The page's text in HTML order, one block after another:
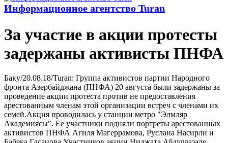
Информационное агентство Turan
За участие в акции протесты
задержаны активисты ПНФА
Баку/20.08.18/Turan: Группа активистов партии Народного
фронта Азербайджана (ПНФА) 20 августа были задержаны за
проведение акции протеста против не предоставления
арестованным членам этой организации встреч с членами их
семей.Акция проводилась у станции метро "Элмляр
Академиясы". Ее участники подняли портреты арестованных
активистов ПНФА Агиля Магеррамова, Руслана Насирли и